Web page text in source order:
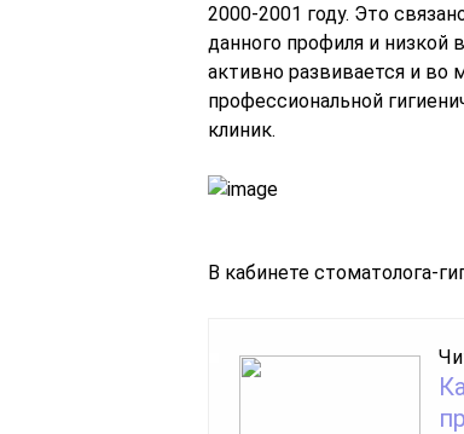
2000-2001 году. Это
данного профиля и низкой
активно развивается и во
профессиональной
клиник.
В кабинете стоматолога-